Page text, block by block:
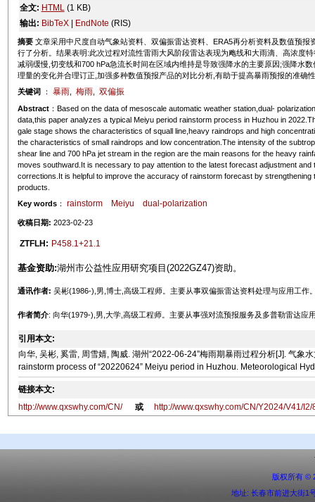
全文: HTML(1 KB)
输出: BibTeX| EndNote (RIS)
摘要文章采用中尺度自动气象站资料、双偏振雷达资料、ERA5再分析资料及数值预
行了分析。结果表明:此次过程对流性雷雨大风阶段雷达表现为飑线和大雨滴、高浓度
减弱缓慢,切变线和700 hPa急流长时间在区域内维持是导致强降水的主要原因;强降水
理量的变化并合理订正,加强多种数值预报产品的对比分析,有助于提高暴雨预报的准确
关键词
： 暴雨, 梅雨, 双偏振
Abstract：Based on the data of mesoscale automatic weather station,dual-
data,this paper analyzes a typical Meiyu period rainstorm process in Huzhou in
gale stage shows the characteristics of squall line,heavy raindrops and high
the characteristics of small raindrops and low concentration.The intensity of the
shear line and 700 hPa jet stream in the region are the main reasons for the heavy
moves southward.It is necessary to pay attention to the latest forecast adjustment
corrections.It is helpful to improve the accuracy of rainstorm forecast by
products.
Key words： rainstorm Meiyu dual-polarization
收稿日期: 2023-02-23
ZTFLH: P458.1+21.1
基金资助:湖州市公益性应用研究项目(2022GZ47)资助。
通讯作者: 吴彬(1986-),男,博士,高级工程师。主要从事双偏振雷达资料处理与应用工
作者简介: 向华(1979-),男,大学,高级工程师。主要从事强对流预报服务及多普勒雷达应
引用本文:
向华, 吴彬, 奚雷, 周雪婧, 陶威. 湖州“2022-06-24”梅雨期暴雨过程分析[J]. 气
rainstorm process of “20220624” Meiyu period in Huzhou. Meteorological
链接本文:
http://www.qxswhy.com/CN/
或 http://www.qxswhy.com/CN/Y2024/V41/I2/
版权所有 ©
地址: 长春市前进大街1